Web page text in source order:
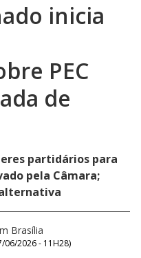
inicia
PEC
de
partidários para
pela Câmara;
Brasília
06/2026 - 11H28)